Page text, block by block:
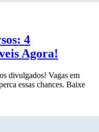
4
Agora!
divulgados! Vagas em
essas chances. Baixe